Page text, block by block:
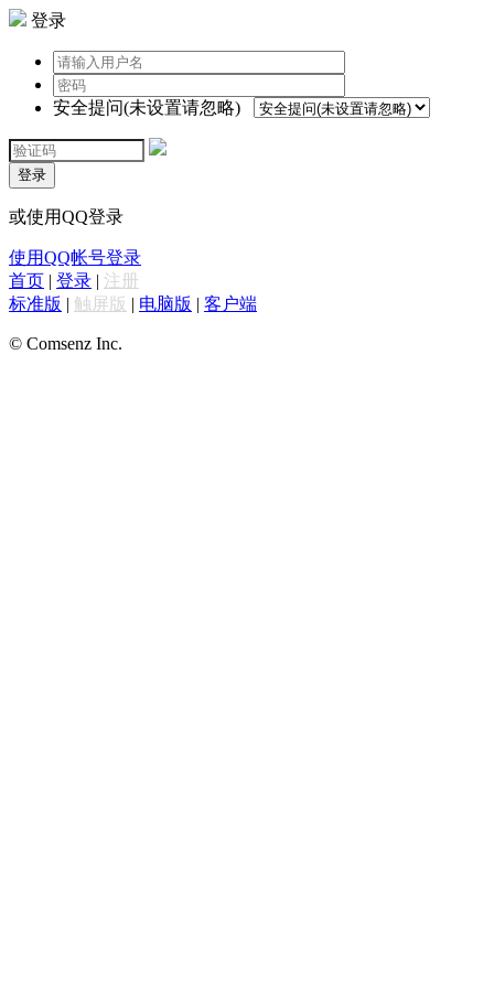
登录
安全提问(未设置请忽略)
登录
或使用QQ登录
使用QQ帐号登录
首页 | 登录 | 注册
标准版 | 触屏版 | 电脑版 | 客户端
© Comsenz Inc.